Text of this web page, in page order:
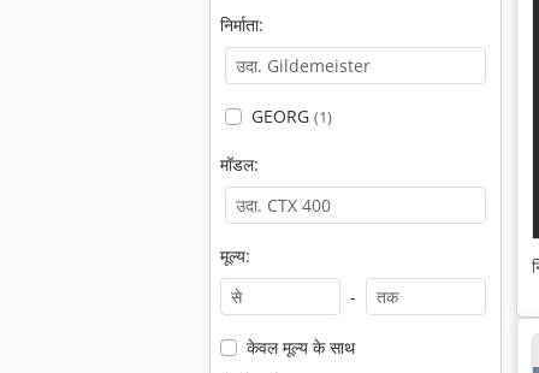
निर्माता:
GEORG (1)
मॉडल:
मूल्य:
-
केवल मूल्य के साथ